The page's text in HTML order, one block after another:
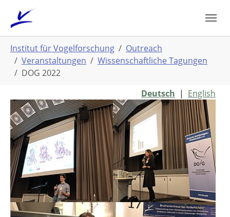
Hauptinhalt
springen
sind
hier:
Institut für Vogelforschung
Outreach
Veranstaltungen
Wissenschaftliche Tagungen
DOG 2022
Deutsch | English
Show larger version
Show larger version
Show larger version Show larger version